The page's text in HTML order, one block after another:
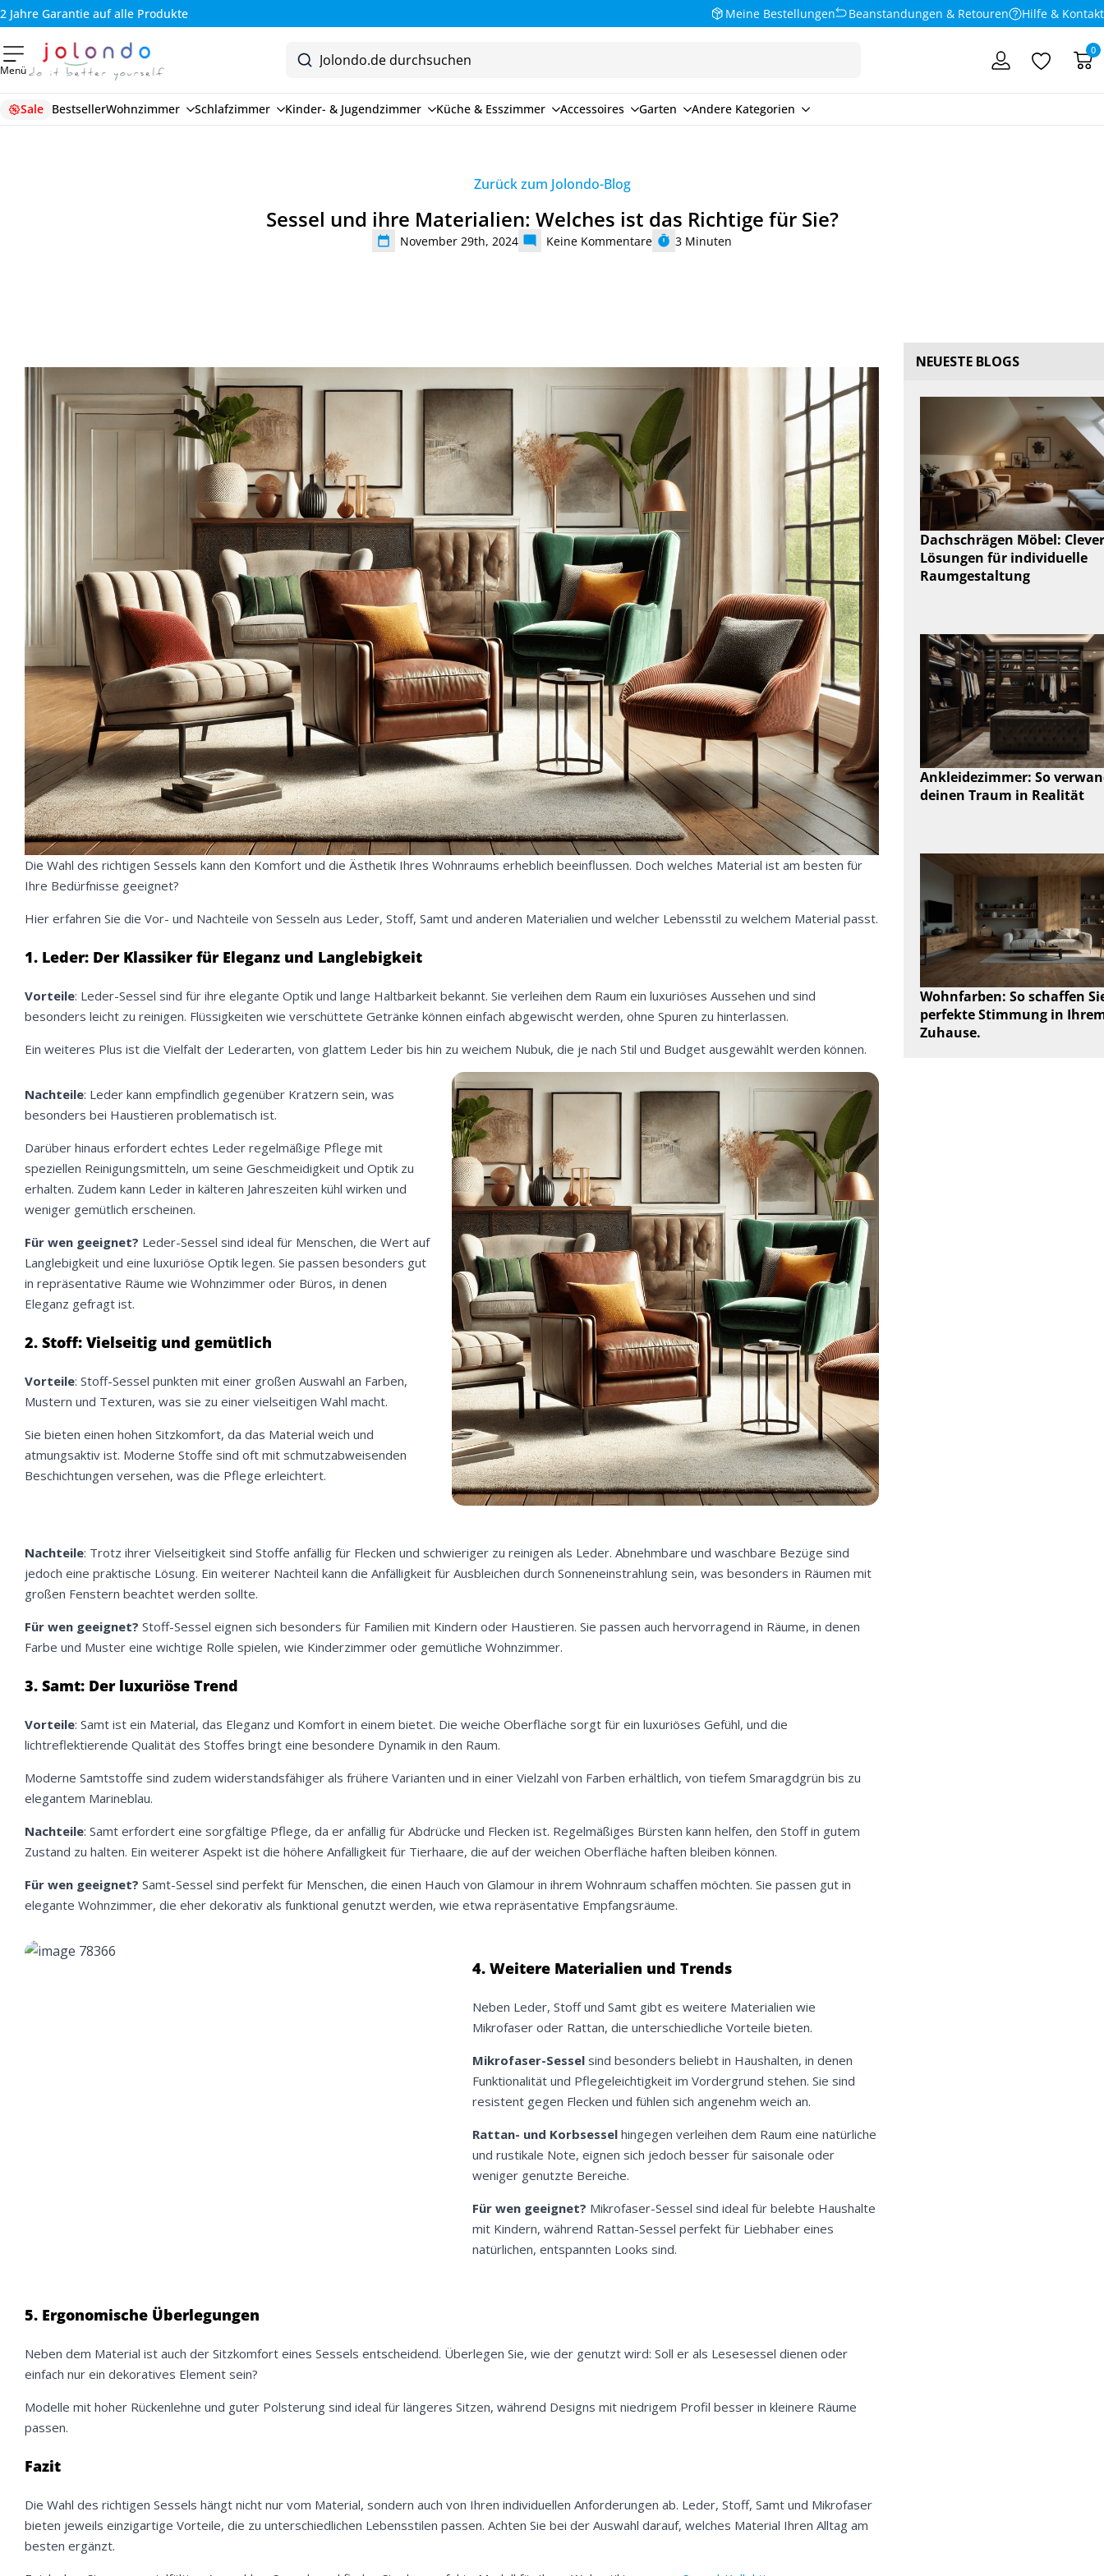
2 Jahre Garantie auf alle Produkte Meine Bestellungen Beanstandungen & Retouren Hilfe & Kontakt
Menü
0
Sale BestsellerWohnzimmer Schlafzimmer Kinder- & Jugendzimmer Küche & Esszimmer Accessoires Garten Andere Kategorien
Zurück zum Jolondo-Blog
Sessel und ihre Materialien: Welches ist das Richtige für Sie?
November 29th, 2024 Keine Kommentare 3 Minuten
Die Wahl des richtigen Sessels kann den Komfort und die Ästhetik Ihres Wohnraums erheblich beeinflussen. Doch welches Material ist am besten für
Ihre Bedürfnisse geeignet?
Hier erfahren Sie die Vor- und Nachteile von Sesseln aus Leder, Stoff, Samt und anderen Materialien und welcher Lebensstil zu welchem Material passt.
1. Leder: Der Klassiker für Eleganz und Langlebigkeit
Vorteile: Leder-Sessel sind für ihre elegante Optik und lange Haltbarkeit bekannt. Sie verleihen dem Raum ein luxuriöses Aussehen und sind
besonders leicht zu reinigen. Flüssigkeiten wie verschüttete Getränke können einfach abgewischt werden, ohne Spuren zu hinterlassen.
Ein weiteres Plus ist die Vielfalt der Lederarten, von glattem Leder bis hin zu weichem Nubuk, die je nach Stil und Budget ausgewählt werden können.
Nachteile: Leder kann empfindlich gegenüber Kratzern sein, was
besonders bei Haustieren problematisch ist.
Darüber hinaus erfordert echtes Leder regelmäßige Pflege mit
speziellen Reinigungsmitteln, um seine Geschmeidigkeit und Optik zu
erhalten. Zudem kann Leder in kälteren Jahreszeiten kühl wirken und
weniger gemütlich erscheinen.
Für wen geeignet? Leder-Sessel sind ideal für Menschen, die Wert auf
Langlebigkeit und eine luxuriöse Optik legen. Sie passen besonders gut
in repräsentative Räume wie Wohnzimmer oder Büros, in denen
Eleganz gefragt ist.
2. Stoff: Vielseitig und gemütlich
Vorteile: Stoff-Sessel punkten mit einer großen Auswahl an Farben,
Mustern und Texturen, was sie zu einer vielseitigen Wahl macht.
Sie bieten einen hohen Sitzkomfort, da das Material weich und
atmungsaktiv ist. Moderne Stoffe sind oft mit schmutzabweisenden
Beschichtungen versehen, was die Pflege erleichtert.
Nachteile: Trotz ihrer Vielseitigkeit sind Stoffe anfällig für Flecken und schwieriger zu reinigen als Leder. Abnehmbare und waschbare Bezüge sind
jedoch eine praktische Lösung. Ein weiterer Nachteil kann die Anfälligkeit für Ausbleichen durch Sonneneinstrahlung sein, was besonders in Räumen mit
großen Fenstern beachtet werden sollte.
Für wen geeignet? Stoff-Sessel eignen sich besonders für Familien mit Kindern oder Haustieren. Sie passen auch hervorragend in Räume, in denen
Farbe und Muster eine wichtige Rolle spielen, wie Kinderzimmer oder gemütliche Wohnzimmer.
3. Samt: Der luxuriöse Trend
Vorteile: Samt ist ein Material, das Eleganz und Komfort in einem bietet. Die weiche Oberfläche sorgt für ein luxuriöses Gefühl, und die
lichtreflektierende Qualität des Stoffes bringt eine besondere Dynamik in den Raum.
Moderne Samtstoffe sind zudem widerstandsfähiger als frühere Varianten und in einer Vielzahl von Farben erhältlich, von tiefem Smaragdgrün bis zu
elegantem Marineblau.
Nachteile: Samt erfordert eine sorgfältige Pflege, da er anfällig für Abdrücke und Flecken ist. Regelmäßiges Bürsten kann helfen, den Stoff in gutem
Zustand zu halten. Ein weiterer Aspekt ist die höhere Anfälligkeit für Tierhaare, die auf der weichen Oberfläche haften bleiben können.
Für wen geeignet? Samt-Sessel sind perfekt für Menschen, die einen Hauch von Glamour in ihrem Wohnraum schaffen möchten. Sie passen gut in
elegante Wohnzimmer, die eher dekorativ als funktional genutzt werden, wie etwa repräsentative Empfangsräume.
4. Weitere Materialien und Trends
Neben Leder, Stoff und Samt gibt es weitere Materialien wie
Mikrofaser oder Rattan, die unterschiedliche Vorteile bieten.
Mikrofaser-Sessel sind besonders beliebt in Haushalten, in denen
Funktionalität und Pflegeleichtigkeit im Vordergrund stehen. Sie sind
resistent gegen Flecken und fühlen sich angenehm weich an.
Rattan- und Korbsessel hingegen verleihen dem Raum eine natürliche
und rustikale Note, eignen sich jedoch besser für saisonale oder
weniger genutzte Bereiche.
Für wen geeignet? Mikrofaser-Sessel sind ideal für belebte Haushalte
mit Kindern, während Rattan-Sessel perfekt für Liebhaber eines
natürlichen, entspannten Looks sind.
5. Ergonomische Überlegungen
Neben dem Material ist auch der Sitzkomfort eines Sessels entscheidend. Überlegen Sie, wie der genutzt wird: Soll er als Lesesessel dienen oder
einfach nur ein dekoratives Element sein?
Modelle mit hoher Rückenlehne und guter Polsterung sind ideal für längeres Sitzen, während Designs mit niedrigem Profil besser in kleinere Räume
passen.
Fazit
Die Wahl des richtigen Sessels hängt nicht nur vom Material, sondern auch von Ihren individuellen Anforderungen ab. Leder, Stoff, Samt und Mikrofaser
bieten jeweils einzigartige Vorteile, die zu unterschiedlichen Lebensstilen passen. Achten Sie bei der Auswahl darauf, welches Material Ihren Alltag am
besten ergänzt.
NEUESTE BLOGS
Dachschrägen Möbel:
Lösungen für individuelle
Raumgestaltung
Ankleidezimmer: So
deinen Traum in Realität
Wohnfarben: So schaffen
perfekte Stimmung in
Zuhause.
Jetzt
auf Ihre erste Bestellung sichern!
Bleiben Sie auf dem Laufenden über Neuigkeiten und Angebote.